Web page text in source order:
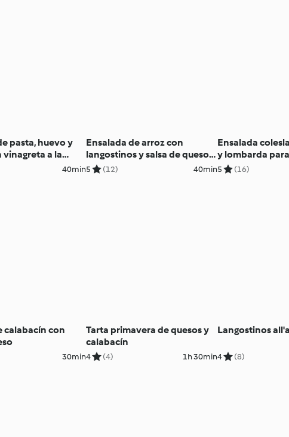
pasta, huevo y
vinagreta a la
40min
Ensalada de arroz con
langostinos y salsa de queso
para llevar
5 (12) 40min
Ensalada
y lombarda
5 (16)
calabacín con
30min
Tarta primavera de quesos y
calabacín
4 (4) 1h 30min
Langostinos
4 (8)